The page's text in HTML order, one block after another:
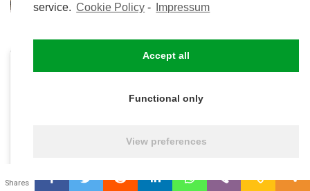
service. Cookie Policy - Impressum
Accept all
Functional only
View preferences
Shares
Click to accept marketing